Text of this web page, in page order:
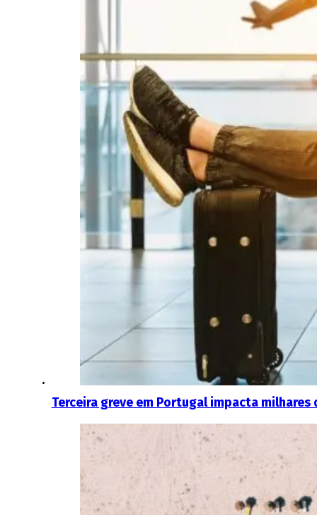
Terceira greve em Portugal impacta